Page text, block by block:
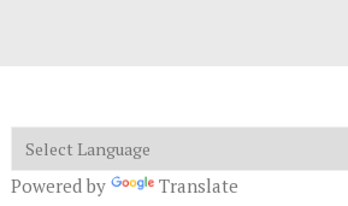
Powered by Translate